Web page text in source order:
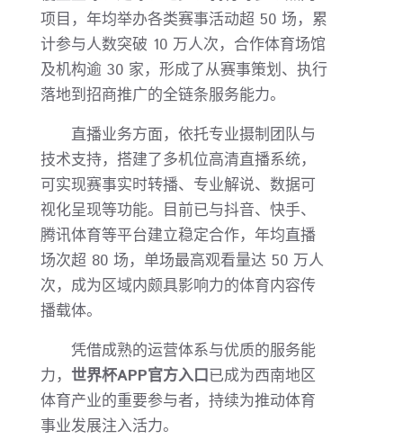
项目，年均举办各类赛事活动超 50 场，累
计参与人数突破 10 万人次，合作体育场馆
及机构逾 30 家，形成了从赛事策划、执行
落地到招商推广的全链条服务能力。
直播业务方面，依托专业摄制团队与
技术支持，搭建了多机位高清直播系统，
可实现赛事实时转播、专业解说、数据可
视化呈现等功能。目前已与抖音、快手、
腾讯体育等平台建立稳定合作，年均直播
场次超 80 场，单场最高观看量达 50 万人
次，成为区域内颇具影响力的体育内容传
播载体。
凭借成熟的运营体系与优质的服务能
力， 世界杯APP官方入口已成为西南地区
体育产业的重要参与者，持续为推动体育
事业发展注入活力。